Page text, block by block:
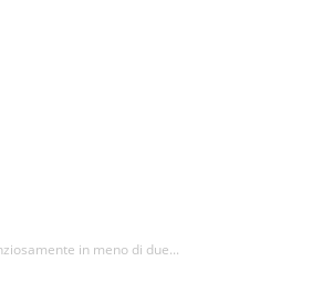
in meno di due...